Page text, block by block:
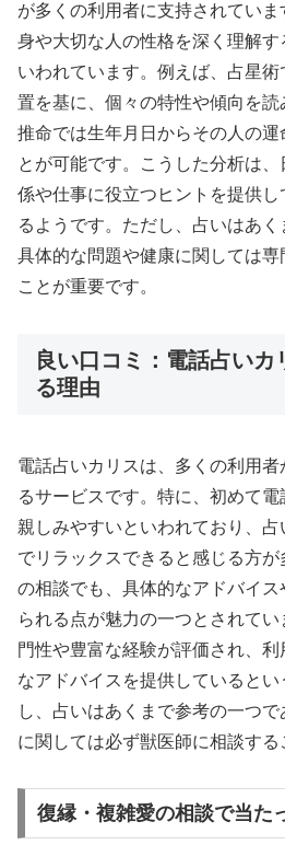
が多くの利用者に支持されてい
身や大切な人の性格を深く理解
いわれています。例えば、占星
置を基に、個々の特性や傾向を
推命では生年月日からその人の
とが可能です。こうした分析は
係や仕事に役立つヒントを提供
るようです。ただし、占いはあく
具体的な問題や健康に関しては
ことが重要です。
良い口コミ：電話占い
る理由
電話占いカリスは、多くの利用
るサービスです。特に、初めて
親しみやすいといわれており、
でリラックスできると感じる方
の相談でも、具体的なアドバイ
られる点が魅力の一つとされて
門性や豊富な経験が評価され、
なアドバイスを提供していると
し、占いはあくまで参考の一つ
に関しては必ず獣医師に相談する
復縁・複雑愛の相談で当た